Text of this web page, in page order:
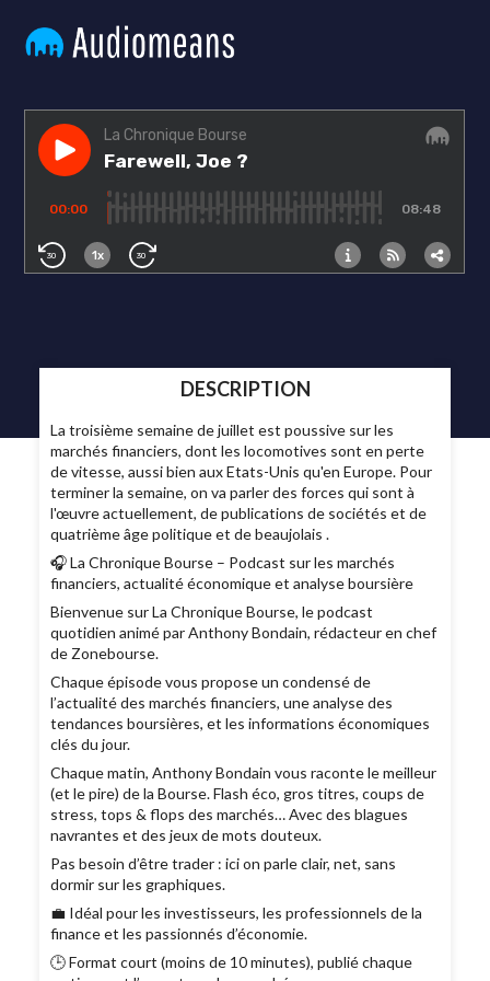
DESCRIPTION
La troisième semaine de juillet est poussive sur les
marchés financiers, dont les locomotives sont en perte
de vitesse, aussi bien aux Etats-Unis qu'en Europe. Pour
terminer la semaine, on va parler des forces qui sont à
l'œuvre actuellement, de publications de sociétés et de
quatrième âge politique et de beaujolais .
🎧 La Chronique Bourse – Podcast sur les marchés
financiers, actualité économique et analyse boursière
Bienvenue sur La Chronique Bourse, le podcast
quotidien animé par Anthony Bondain, rédacteur en chef
de Zonebourse.
Chaque épisode vous propose un condensé de
l’actualité des marchés financiers, une analyse des
tendances boursières, et les informations économiques
clés du jour.
Chaque matin, Anthony Bondain vous raconte le meilleur
(et le pire) de la Bourse. Flash éco, gros titres, coups de
stress, tops & flops des marchés… Avec des blagues
navrantes et des jeux de mots douteux.
Pas besoin d’être trader : ici on parle clair, net, sans
dormir sur les graphiques.
💼 Idéal pour les investisseurs, les professionnels de la
finance et les passionnés d’économie.
🕒 Format court (moins de 10 minutes), publié chaque